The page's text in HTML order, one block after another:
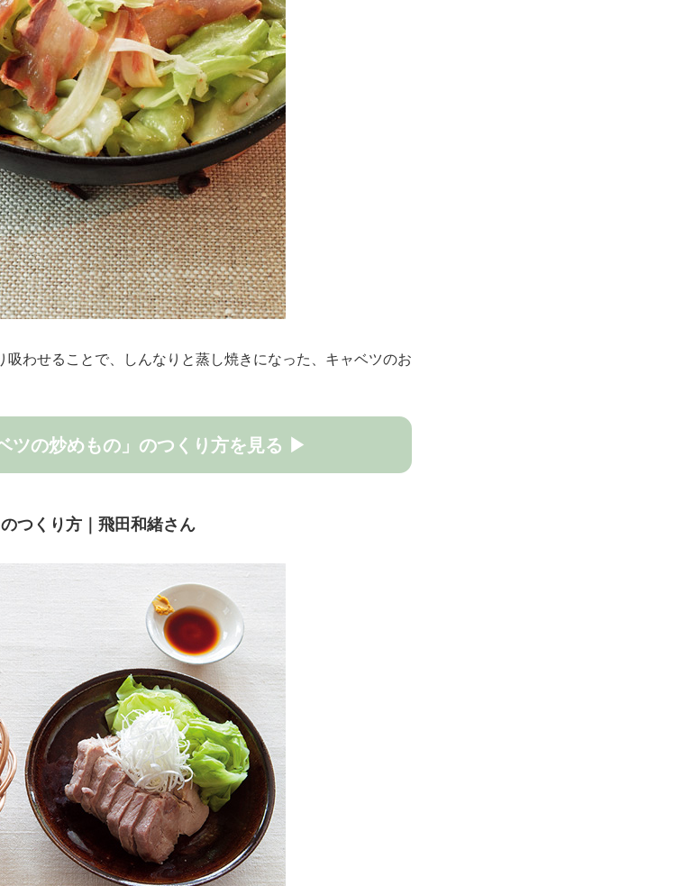
わせることで、しんなりと蒸し焼きになった、キャベツのお
ツの炒めもの」のつくり方を見る ▶
つくり方｜飛田和緒さん